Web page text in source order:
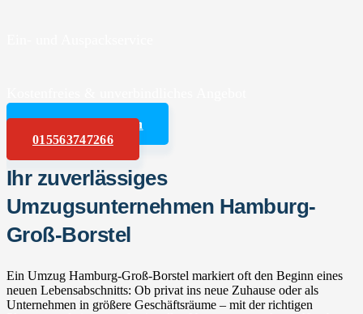
Angebot anfordern
015563747266
Ihr zuverlässiges
Umzugsunternehmen Hamburg-
Groß-Borstel
Ein Umzug Hamburg-Groß-Borstel markiert oft den Beginn eines
neuen Lebensabschnitts: Ob privat ins neue Zuhause oder als
Unternehmen in größere Geschäftsräume – mit der richtigen